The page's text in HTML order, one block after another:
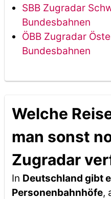
SBB Zugradar
Bundesbahnen
ÖBB Zugradar
Bundesbahnen
Welche
man sonst
Zugradar
In Deutschland gibt
Personenbahnhöfe,